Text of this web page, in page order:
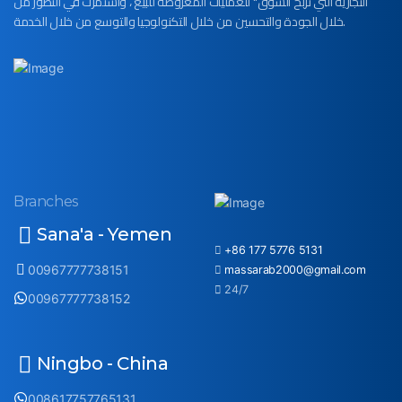
خلال الجودة والتحسين من خلال التكنولوجيا والتوسع من خلال الخدمة.
Branches
Sana'a - Yemen
00967777738151
00967777738152
Ningbo - China
008617757765131
+86 177 5776 5131
massarab2000@gmail.com
24/7